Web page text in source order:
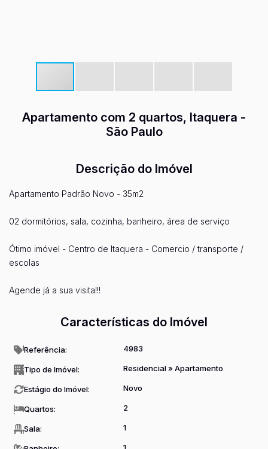
Apartamento com 2 quartos, Itaquera -
São Paulo
Descrição do Imóvel
Apartamento Padrão Novo - 35m2
02 dormitórios, sala, cozinha, banheiro, área de serviço
Ótimo imóvel - Centro de Itaquera - Comercio / transporte /
escolas
Agende já a sua visita!!!
Características do Imóvel
Referência: 4983
Tipo de Imóvel: Residencial» Apartamento
Estágio do Imóvel: Novo
Quartos: 2
Sala: 1